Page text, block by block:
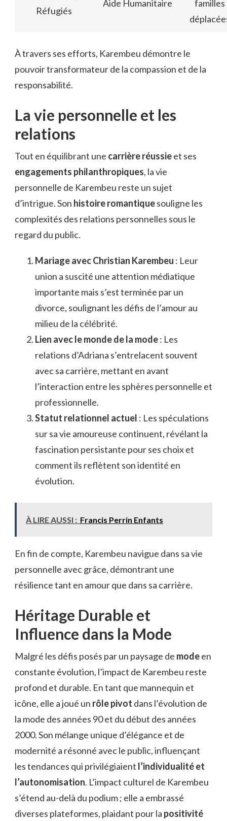
Réfugiés
Aide Humanitaire
familles
À travers ses efforts, Karembeu démontre le
pouvoir transformateur de la compassion et de la
responsabilité.
La vie personnelle et les
relations
Tout en équilibrant une carrière réussieet ses
engagements philanthropiques, la vie
personnelle de Karembeu reste un sujet
d’intrigue. Son histoire romantiquesouligne les
complexités des relations personnelles sous le
regard du public.
Mariage avec Christian Karembeu : Leur
union a suscité une attention médiatique
importante mais s’est terminée par un
divorce, soulignant les défis de l’amour au
milieu de la célébrité.
Lien avec le monde de la mode: Les
relations d’Adriana s’entrelacent souvent
avec sa carrière, mettant en avant
l’interaction entre les sphères personnelle et
professionnelle.
Statut relationnel actuel : Les spéculations
sur sa vie amoureuse continuent, révélant la
fascination persistante pour ses choix et
comment ils reflètent son identité en
évolution.
À LIRE AUSSI : Francis Perrin Enfants
En fin de compte, Karembeu navigue dans sa vie
personnelle avec grâce, démontrant une
résilience tant en amour que dans sa carrière.
Héritage Durable et
Influence dans la Mode
Malgré les défis posés par un paysage de modeen
constante évolution, l’impact de Karembeu reste
profond et durable. En tant que mannequin et
icône, elle a joué un rôle pivot dans l’évolution de
la mode des années 90 et du début des années
2000. Son mélange unique d’élégance et de
modernité a résonné avec le public, influençant
les tendances qui privilégiaient l’individualité et
l’autonomisation. L’impact culturel de Karembeu
s’étend au-delà du podium ; elle a embrassé
diverses plateformes, plaidant pour la positivité